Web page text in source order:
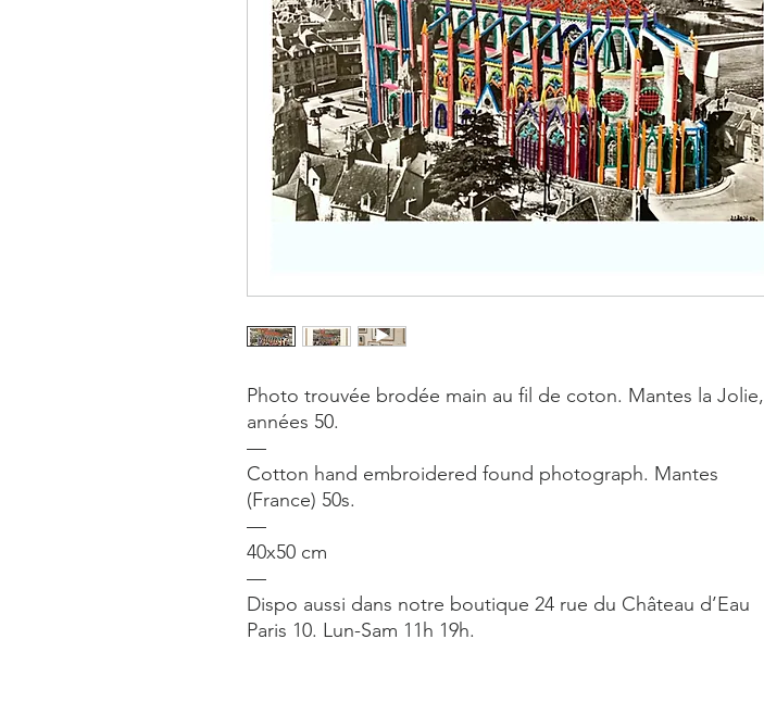
Photo trouvée brodée main au fil de coton. Mantes la Jolie,
années 50.
—
Cotton hand embroidered found photograph. Mantes
(France) 50s.
—
40x50 cm
—
Dispo aussi dans notre boutique 24 rue du Château d’Eau
Paris 10. Lun-Sam 11h 19h.